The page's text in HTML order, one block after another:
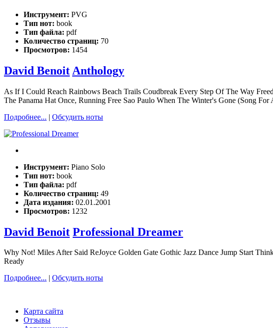
Инструмент: PVG
Тип нот: book
Тип файла: pdf
Количество страниц: 70
Просмотров: 1454
David Benoit Anthology
As If I Could Reach Rainbows Beach Trails Coudbreak Every Step Of The Way
The Panama Hat Once, Running Free Sao Paulo When The Winter's Gone (Song
Подробнее... | Обсудить ноты
Инструмент: Piano Solo
Тип нот: book
Тип файла: pdf
Количество страниц: 49
Дата издания: 02.01.2001
Просмотров: 1232
David Benoit Professional Dreamer
Why Not! Miles After Said ReJoyce Golden Gate Gothic Jazz Dance Jump Start
Ready
Подробнее... | Обсудить ноты
Карта сайта
Отзывы